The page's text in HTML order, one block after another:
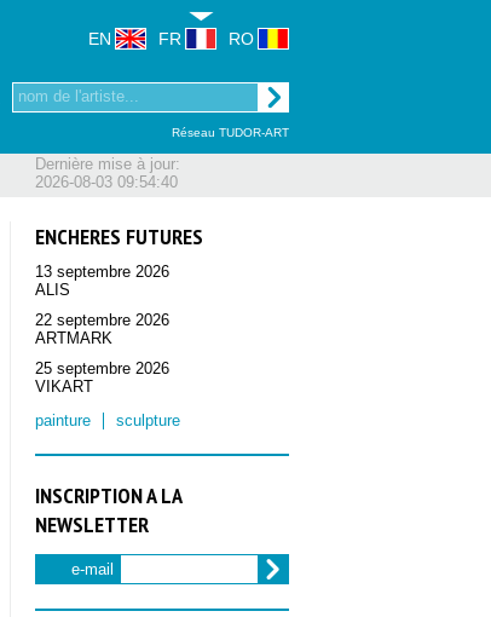
Réseau TUDOR-ART
EN FR RO
Dernière mise à jour:
2026-08-03 09:54:40
ENCHERES FUTURES
13 septembre 2026
ALIS
22 septembre 2026
ARTMARK
25 septembre 2026
VIKART
painture
sculpture
INSCRIPTION A LA
NEWSLETTER
e-mail